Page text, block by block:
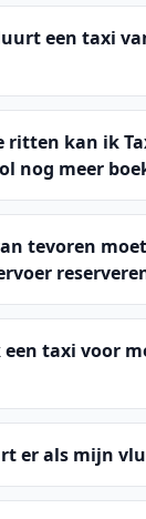
een taxi
ritten kan ik
nog meer
tevoren
taxi voor
er als mijn